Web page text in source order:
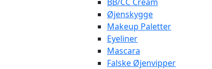
Øjenskygge
Makeup Paletter
Eyeliner
Mascara
Falske Øjenvipper